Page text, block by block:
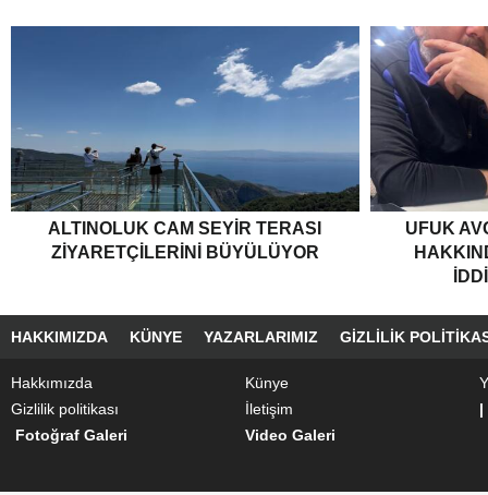
ALTINOLUK CAM SEYIR TERASI
ZIYARETÇILERINI BÜYÜLÜYOR
UFUK
HAKKIMIZDA KÜNYE YAZARLARIMIZ GIZLILIK
Hakkımızda Künye
Gizlilik politikası
İletişim
|
Fotoğraf Galeri
Video Galeri